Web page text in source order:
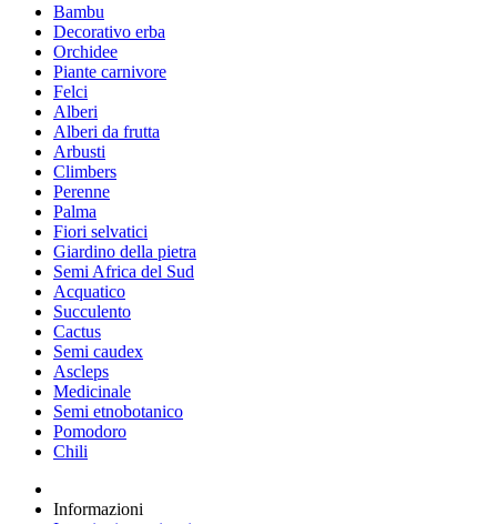
Bambu
Decorativo erba
Orchidee
Piante carnivore
Felci
Alberi
Alberi da frutta
Arbusti
Climbers
Perenne
Palma
Fiori selvatici
Giardino della pietra
Semi Africa del Sud
Acquatico
Succulento
Cactus
Semi caudex
Ascleps
Medicinale
Semi etnobotanico
Pomodoro
Chili
Informazioni